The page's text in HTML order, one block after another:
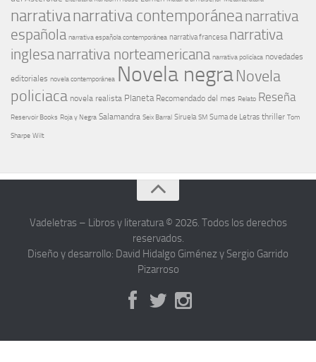
narrativanarrativa contemporáneanarrativa
española narrativa española contemporánea narrativa francesa narrativa
inglesanarrativa norteamericana narrativa policíaca novedades
editoriales novela contemporánea Novela negraNovela
policiaca novela realista Planeta Recomendado del mes Relato Reseña
Reservoir Books Roja y Negra Salamandra Seix Barral Siruela SM Suma de Letras thriller Tom
Sharpe Wilt
Vadeletras – Libros y literatura © 2026. Todos los derechos
reservados.
Diseño y desarrollo: David Hidalgo Giménez y Sergio Garrido
Pizarroso